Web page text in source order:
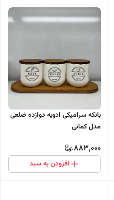
بانکه سرامیکی ادویه دوازده ضلعی
مدل کمانی
883,000
افزودن به سبد